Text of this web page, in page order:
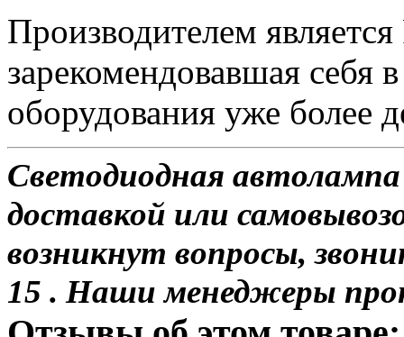
Производителем
зарекомендовавшая себя
оборудования уже более
Светодиодная
доставкой или
возникнут вопросы,
15 . Наши менеджеры